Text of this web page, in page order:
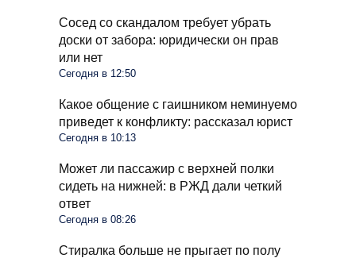
Сосед со скандалом требует убрать
доски от забора: юридически он прав
или нет
Сегодня в 12:50
Какое общение с гаишником неминуемо
приведет к конфликту: рассказал юрист
Сегодня в 10:13
Может ли пассажир с верхней полки
сидеть на нижней: в РЖД дали четкий
ответ
Сегодня в 08:26
Стиралка больше не прыгает по полу